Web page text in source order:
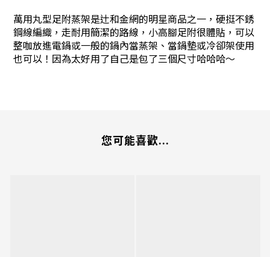
萬用丸型足附蒸架是辻和金網的明星商品之一，硬挺不銹
鋼線編織，走耐用簡潔的路線，小高腳足附很體貼，可以
整咖放進電鍋或一般的鍋內當蒸架、當鍋墊或冷卻架使用
也可以！因為太好用了自己是包了三個尺寸哈哈哈～
您可能喜歡...